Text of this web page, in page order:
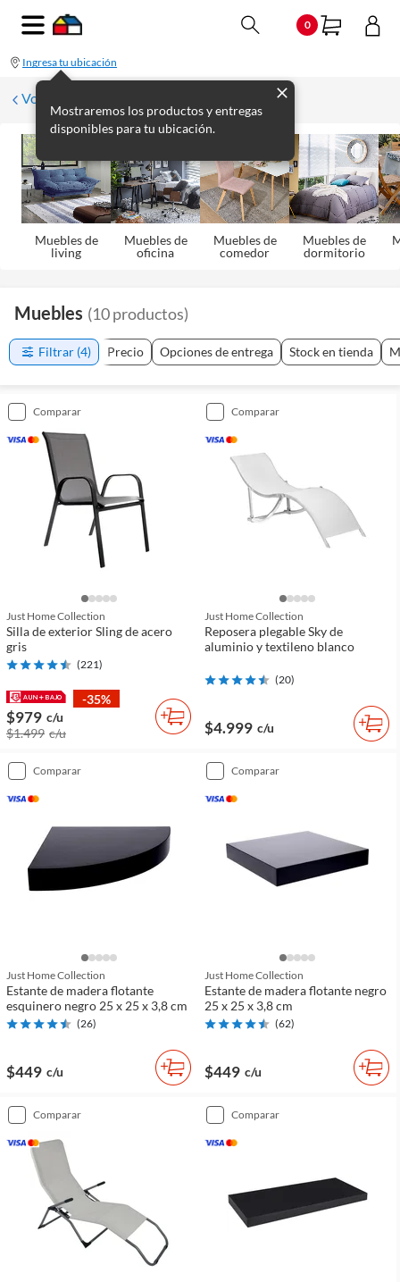
0
Ingresa tu ubicación
Mostraremos los productos y entregas
disponibles para tu ubicación.
Volver
Muebles de
living
Muebles de
oficina
Muebles de
comedor
Muebles de
dormitorio
Muebles (10productos)
Filtrar (4) Precio Opciones de entrega Stock en tienda
comparar
Just Home Collection
Silla de exterior Sling de acero
gris
(221)
-35%
$979 c/u
$1.499 c/u
comparar
Just Home Collection
Reposera plegable Sky de
aluminio y textileno blanco
(20)
$4.999 c/u
comparar
Just Home Collection
Estante de madera flotante
esquinero negro 25 x 25 x 3,8 cm
(26)
$449 c/u
comparar
Just Home Collection
Estante de madera flotante negro
25 x 25 x 3,8 cm
(62)
$449 c/u
comparar comparar